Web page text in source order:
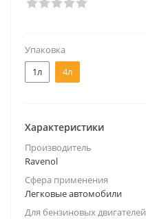
Упаковка
1л
4л
Характеристики
Производитель
Ravenol
Сфера применения
Легковые автомобили
Для бензиновых двигателей